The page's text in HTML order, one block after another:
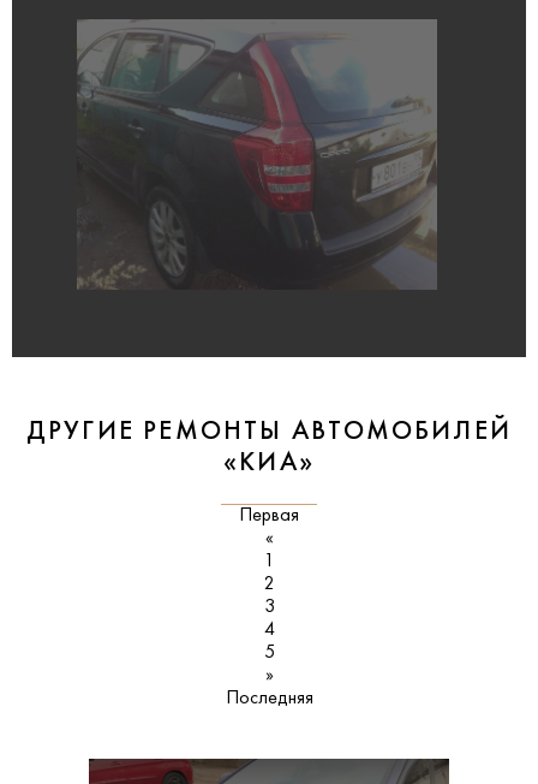
ДРУГИЕ РЕМОНТЫ АВТОМОБИЛЕЙ
«КИА»
Первая
«
2
3
4
5
»
Последняя